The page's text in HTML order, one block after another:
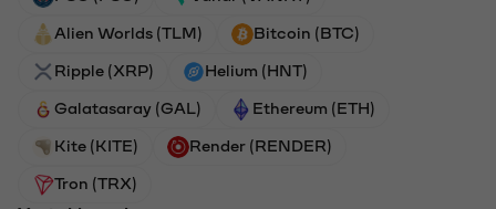
Alien Worlds (TLM) Bitcoin (BTC)
Ripple (XRP) Helium (HNT)
Galatasaray (GAL) Ethereum (ETH)
Kite (KITE) Render (RENDER)
Tron (TRX)